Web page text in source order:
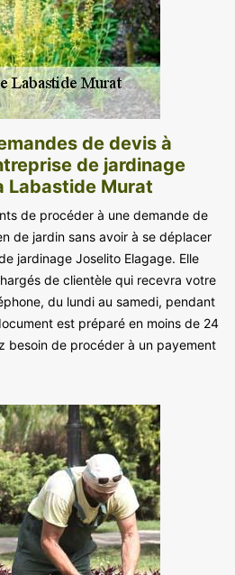
de devis à
de jardinage
Labastide Murat
de procéder à une demande de
de jardin sans avoir à se déplacer
jardinage Joselito Elagage. Elle
de clientèle qui recevra votre
du lundi au samedi, pendant
est préparé en moins de 24
besoin de procéder à un payement